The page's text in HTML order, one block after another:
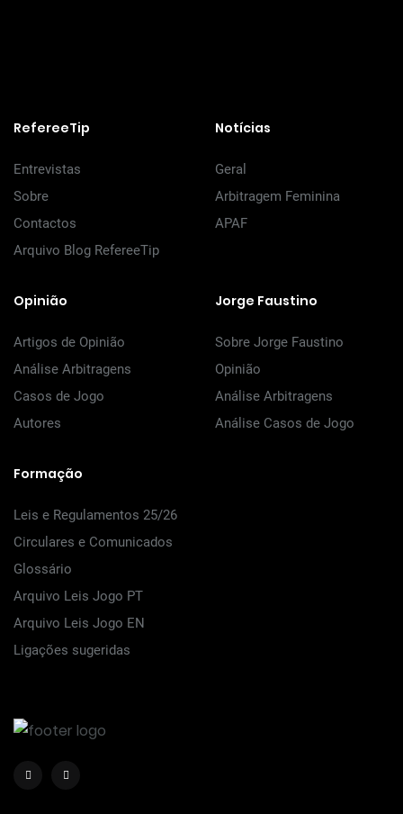
RefereeTip
Entrevistas
Sobre
Contactos
Arquivo Blog RefereeTip
Notícias
Geral
Arbitragem Feminina
APAF
Opinião
Artigos de Opinião
Análise Arbitragens
Casos de Jogo
Autores
Jorge Faustino
Sobre Jorge Faustino
Opinião
Análise Arbitragens
Análise Casos de Jogo
Formação
Leis e Regulamentos 25/26
Circulares e Comunicados
Glossário
Arquivo Leis Jogo PT
Arquivo Leis Jogo EN
Ligações sugeridas